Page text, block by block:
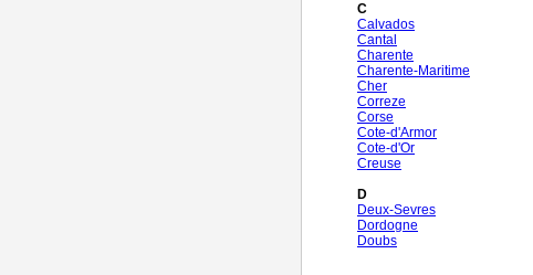
C
Calvados
Cantal
Charente
Charente-Maritime
Cher
Correze
Corse
Cote-d'Armor
Cote-d'Or
Creuse
D
Deux-Sevres
Dordogne
Doubs